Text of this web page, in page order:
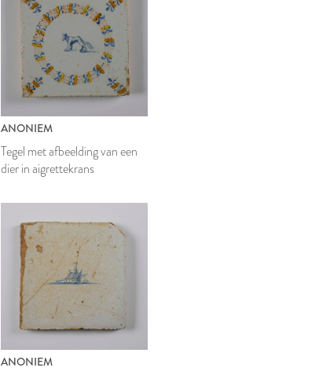
ANONIEM
Tegel met afbeelding van een
dier in aigrettekrans
ANONIEM